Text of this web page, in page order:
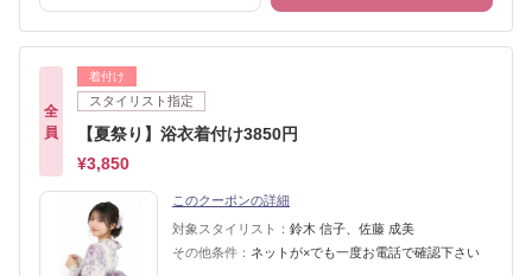
全
員
着付け
スタイリスト指定
【夏祭り】浴衣着付け3850円
¥3,850
このクーポンの詳細
対象スタイリスト： 鈴木 信子、佐藤 成美
その他条件： ネットが×でも一度お電話で確認下さい